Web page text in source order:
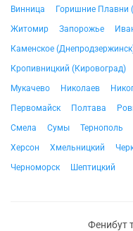
Винница
Горишние Плавни
Житомир
Запорожье
Каменское
Кропивницкий (Кировоград)
Мукачево
Николаев
Первомайск
Полтава
Смела
Сумы Тернополь
Херсон
Хмельницкий
Черноморск
Шептицкий
Фенибут